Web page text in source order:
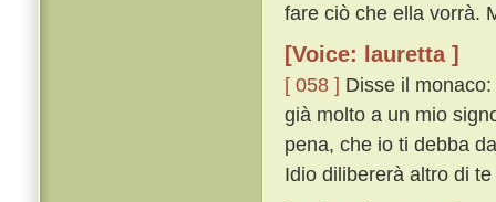
fare ciò che ella vorrà.
[Voice: lauretta ]
[ 058 ] Disse il
già molto a un mio
pena, che io ti debba
Idio dilibererà altro di te